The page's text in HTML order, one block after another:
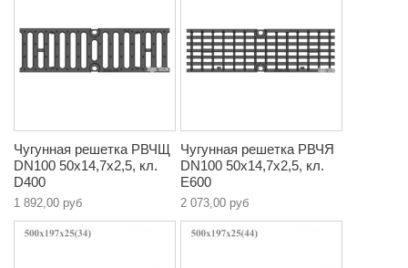
Чугунная решетка РВЧЩ
DN100 50x14,7x2,5, кл.
D400
1 892,00 руб
Чугунная решетка РВЧЯ
DN100 50x14,7x2,5, кл.
E600
2 073,00 руб